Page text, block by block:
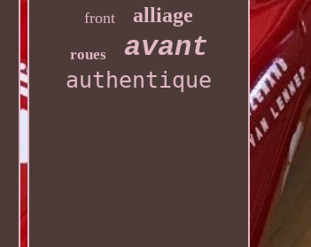
front alliage
roues avant
authentique